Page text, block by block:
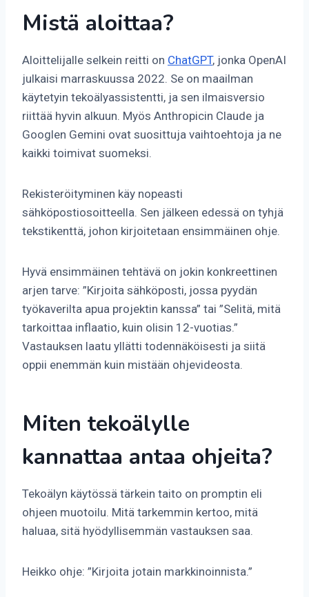
Mistä aloittaa?
Aloittelijalle selkein reitti on ChatGPT, jonka OpenAI
julkaisi marraskuussa 2022. Se on maailman
käytetyin tekoälyassistentti, ja sen ilmaisversio
riittää hyvin alkuun. Myös Anthropicin Claude ja
Googlen Gemini ovat suosittuja vaihtoehtoja ja ne
kaikki toimivat suomeksi.
Rekisteröityminen käy nopeasti
sähköpostiosoitteella. Sen jälkeen edessä on tyhjä
tekstikenttä, johon kirjoitetaan ensimmäinen ohje.
Hyvä ensimmäinen tehtävä on jokin konkreettinen
arjen tarve: ”Kirjoita sähköposti, jossa pyydän
työkaverilta apua projektin kanssa” tai ”Selitä, mitä
tarkoittaa inflaatio, kuin olisin 12-vuotias.”
Vastauksen laatu yllätti todennäköisesti ja siitä
oppii enemmän kuin mistään ohjevideosta.
Miten tekoälylle
kannattaa antaa ohjeita?
Tekoälyn käytössä tärkein taito on promptin eli
ohjeen muotoilu. Mitä tarkemmin kertoo, mitä
haluaa, sitä hyödyllisemmän vastauksen saa.
Heikko ohje: ”Kirjoita jotain markkinoinnista.”